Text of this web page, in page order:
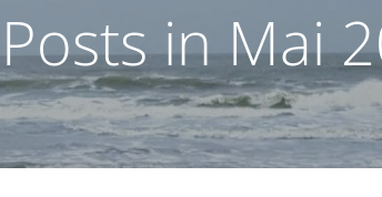
Posts in Mai